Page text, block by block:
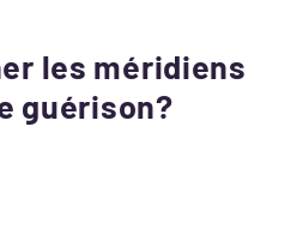
les méridiens
guérison?